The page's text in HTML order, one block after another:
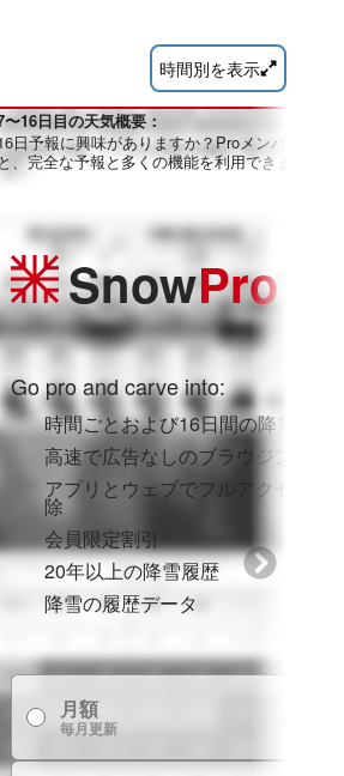
時間別を表示
〜16日目の天気概要：
日予報に興味がありますか？Proメンバーにな
と、完全な予報と多くの機能を利用できます。
SnowPro
Go pro and carve into:
時間ごとおよび16日間の降雪予報
高速で広告なしのブラウジング
アプリとウェブでフルアクセスを
除
会員限定割引
20年以上の降雪履歴
降雪の履歴データ
月額
毎月更新